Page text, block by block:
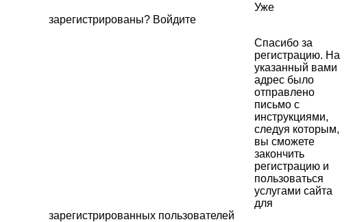
Уже
зарегистрированы? Войдите
Спасибо за
регистрацию. На
указанный вами
адрес было
отправлено
письмо с
инструкциями,
следуя которым,
вы сможете
закончить
регистрацию и
пользоваться
услугами сайта
для
зарегистрированных пользователей